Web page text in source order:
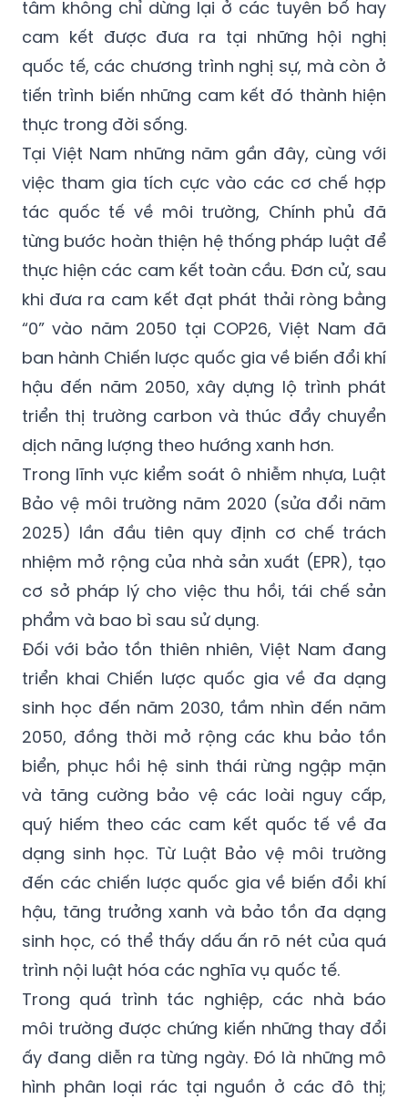
tâm không chỉ dừng lại ở các tuyên bố hay
cam kết được đưa ra tại những hội nghị
quốc tế, các chương trình nghị sự, mà còn ở
tiến trình biến những cam kết đó thành hiện
thực trong đời sống.
Tại Việt Nam những năm gần đây, cùng với
việc tham gia tích cực vào các cơ chế hợp
tác quốc tế về môi trường, Chính phủ đã
từng bước hoàn thiện hệ thống pháp luật để
thực hiện các cam kết toàn cầu. Đơn cử, sau
khi đưa ra cam kết đạt phát thải ròng bằng
“0” vào năm 2050 tại COP26, Việt Nam đã
ban hành Chiến lược quốc gia về biến đổi khí
hậu đến năm 2050, xây dựng lộ trình phát
triển thị trường carbon và thúc đẩy chuyển
dịch năng lượng theo hướng xanh hơn.
Trong lĩnh vực kiểm soát ô nhiễm nhựa, Luật
Bảo vệ môi trường năm 2020 (sửa đổi năm
2025) lần đầu tiên quy định cơ chế trách
nhiệm mở rộng của nhà sản xuất (EPR), tạo
cơ sở pháp lý cho việc thu hồi, tái chế sản
phẩm và bao bì sau sử dụng.
Đối với bảo tồn thiên nhiên, Việt Nam đang
triển khai Chiến lược quốc gia về đa dạng
sinh học đến năm 2030, tầm nhìn đến năm
2050, đồng thời mở rộng các khu bảo tồn
biển, phục hồi hệ sinh thái rừng ngập mặn
và tăng cường bảo vệ các loài nguy cấp,
quý hiếm theo các cam kết quốc tế về đa
dạng sinh học. Từ Luật Bảo vệ môi trường
đến các chiến lược quốc gia về biến đổi khí
hậu, tăng trưởng xanh và bảo tồn đa dạng
sinh học, có thể thấy dấu ấn rõ nét của quá
trình nội luật hóa các nghĩa vụ quốc tế.
Trong quá trình tác nghiệp, các nhà báo
môi trường được chứng kiến những thay đổi
ấy đang diễn ra từng ngày. Đó là những mô
hình phân loại rác tại nguồn ở các đô thị;